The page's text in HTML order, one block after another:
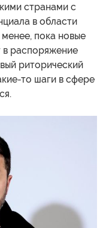
странами с
в области
пока новые
в распоряжение
риторический
то шаги в сфере